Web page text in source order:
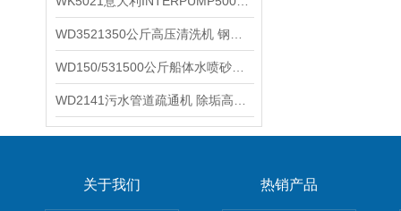
关于我们 热销产品